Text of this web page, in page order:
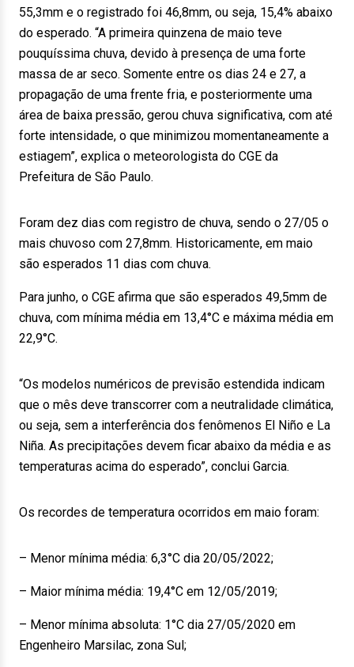
55,3mm e o registrado foi 46,8mm, ou seja, 15,4% abaixo
do esperado. “A primeira quinzena de maio teve
pouquíssima chuva, devido à presença de uma forte
massa de ar seco. Somente entre os dias 24 e 27, a
propagação de uma frente fria, e posteriormente uma
área de baixa pressão, gerou chuva significativa, com até
forte intensidade, o que minimizou momentaneamente a
estiagem”, explica o meteorologista do CGE da
Prefeitura de São Paulo.
Foram dez dias com registro de chuva, sendo o 27/05 o
mais chuvoso com 27,8mm. Historicamente, em maio
são esperados 11 dias com chuva.
Para junho, o CGE afirma que são esperados 49,5mm de
chuva, com mínima média em 13,4°C e máxima média em
22,9°C.
“Os modelos numéricos de previsão estendida indicam
que o mês deve transcorrer com a neutralidade climática,
ou seja, sem a interferência dos fenômenos El Niño e La
Niña. As precipitações devem ficar abaixo da média e as
temperaturas acima do esperado”, conclui Garcia.
Os recordes de temperatura ocorridos em maio foram:
– Menor mínima média: 6,3°C dia 20/05/2022;
– Maior mínima média: 19,4°C em 12/05/2019;
– Menor mínima absoluta: 1°C dia 27/05/2020 em
Engenheiro Marsilac, zona Sul;